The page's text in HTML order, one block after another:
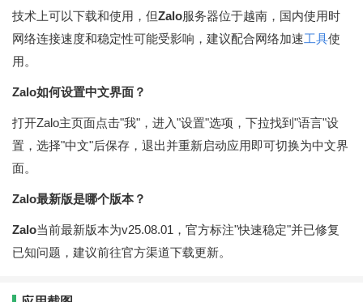
技术上可以下载和使用，但Zalo服务器位于越南，国内使用时
网络连接速度和稳定性可能受影响，建议配合网络加速工具使
用。
Zalo如何设置中文界面？
打开Zalo主页面点击"我"，进入"设置"选项，下拉找到"语言"设
置，选择"中文"后保存，退出并重新启动应用即可切换为中文界
面。
Zalo最新版是哪个版本？
Zalo当前最新版本为v25.08.01，官方标注"快速稳定"并已修复
已知问题，建议前往官方渠道下载更新。